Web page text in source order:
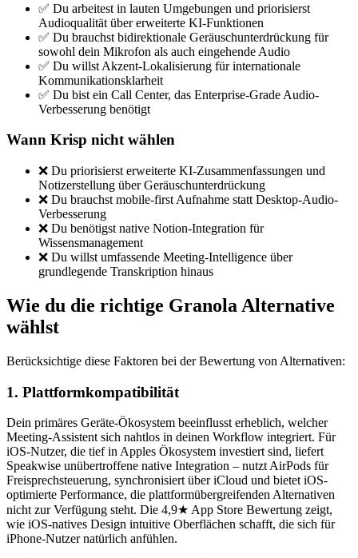
✅ Du arbeitest in lauten Umgebungen und priorisierst
Audioqualität über erweiterte KI-Funktionen
✅ Du brauchst bidirektionale Geräuschunterdrückung für
sowohl dein Mikrofon als auch eingehende Audio
✅ Du willst Akzent-Lokalisierung für internationale
Kommunikationsklarheit
✅ Du bist ein Call Center, das Enterprise-Grade Audio-
Verbesserung benötigt
Wann Krisp nicht wählen
❌ Du priorisierst erweiterte KI-Zusammenfassungen und
Notizerstellung über Geräuschunterdrückung
❌ Du brauchst mobile-first Aufnahme statt Desktop-Audio-
Verbesserung
❌ Du benötigst native Notion-Integration für
Wissensmanagement
❌ Du willst umfassende Meeting-Intelligence über
grundlegende Transkription hinaus
Wie du die richtige Granola Alternative
wählst
Berücksichtige diese Faktoren bei der Bewertung von Alternativen:
1. Plattformkompatibilität
Dein primäres Geräte-Ökosystem beeinflusst erheblich, welcher
Meeting-Assistent sich nahtlos in deinen Workflow integriert. Für
iOS-Nutzer, die tief in Apples Ökosystem investiert sind, liefert
Speakwise unübertroffene native Integration – nutzt AirPods für
Freisprechsteuerung, synchronisiert über iCloud und bietet iOS-
optimierte Performance, die plattformübergreifenden Alternativen
nicht zur Verfügung steht. Die 4,9★ App Store Bewertung zeigt,
wie iOS-natives Design intuitive Oberflächen schafft, die sich für
iPhone-Nutzer natürlich anfühlen.